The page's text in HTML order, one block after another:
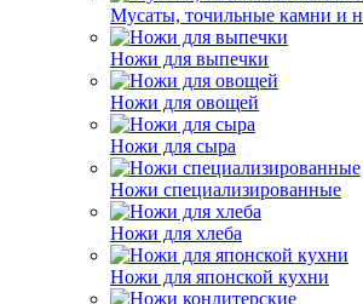
Мусаты, точильные камни и
Ножи для выпечки
Ножи для овощей
Ножи для сыра
Ножи специализированные
Ножи для хлеба
Ножи для японской кухни